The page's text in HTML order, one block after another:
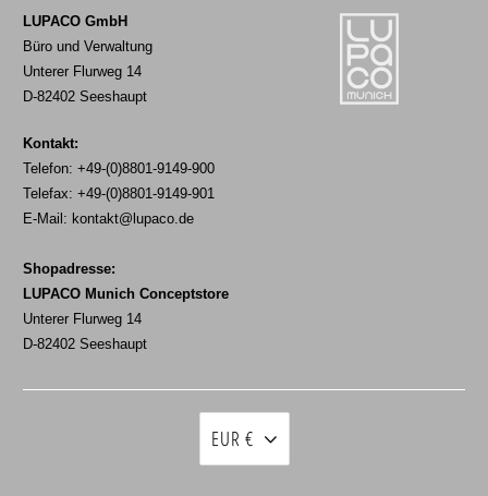
LUPACO GmbH
Büro und Verwaltung
Unterer Flurweg 14
D-82402 Seeshaupt
Kontakt:
Telefon: +49-(0)8801-9149-900
Telefax: +49-(0)8801-9149-901
E-Mail: kontakt@lupaco.de
Shopadresse:
LUPACO Munich Conceptstore
Unterer Flurweg 14
D-82402 Seeshaupt
EUR €